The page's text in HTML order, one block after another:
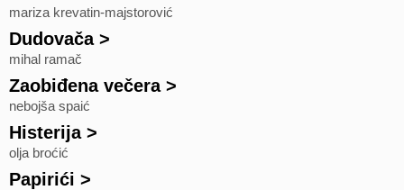
mariza krevatin-majstorović
Dudovača>
mihal ramač
Zaobiđena večera>
nebojša spaić
Histerija>
olja broćić
Papirići >